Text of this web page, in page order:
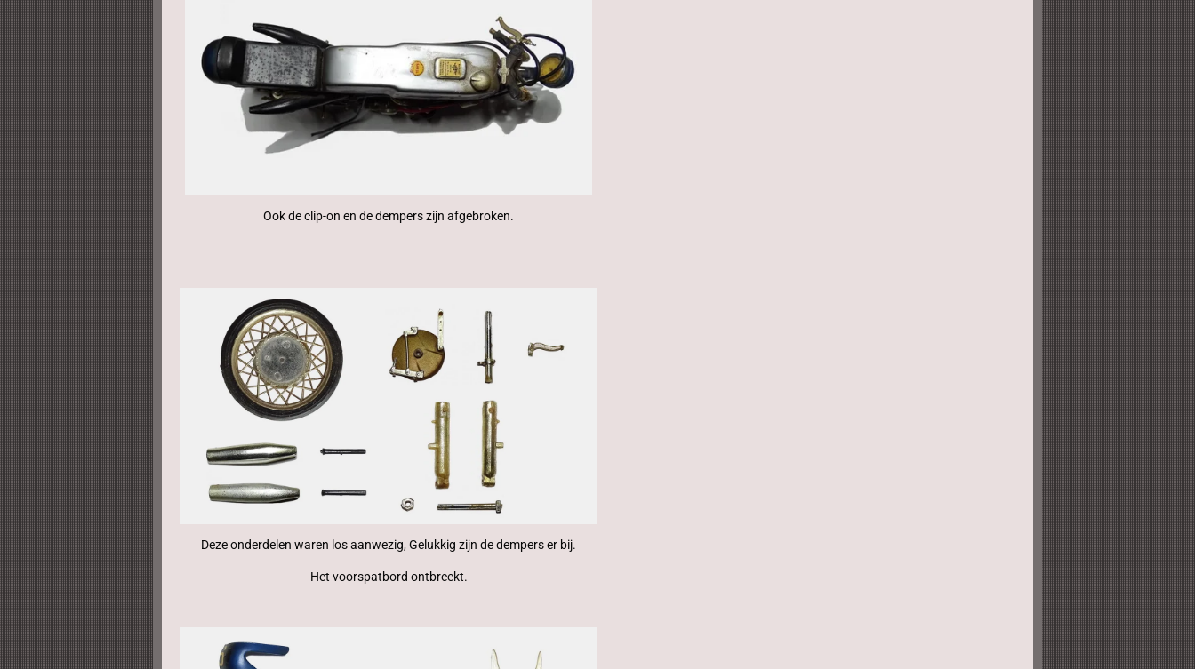
Ook de clip-on en de dempers zijn afgebroken.
Deze onderdelen waren los aanwezig, Gelukkig zijn de dempers er bij.
Het voorspatbord ontbreekt.